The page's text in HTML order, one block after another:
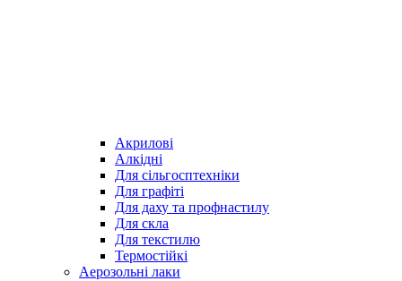
Акрилові
Алкідні
Для cільгосптехніки
Для графіті
Для даху та профнастилу
Для скла
Для текстилю
Термостійкі
Аерозольні лаки